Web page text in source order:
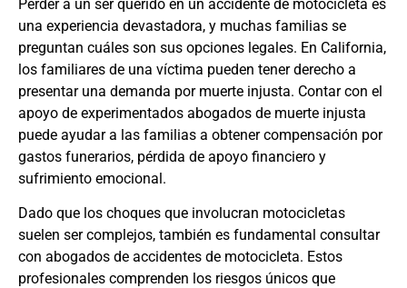
Perder a un ser querido en un accidente de motocicleta es
una experiencia devastadora, y muchas familias se
preguntan cuáles son sus opciones legales. En California,
los familiares de una víctima pueden tener derecho a
presentar una demanda por muerte injusta. Contar con el
apoyo de experimentados abogados de muerte injusta
puede ayudar a las familias a obtener compensación por
gastos funerarios, pérdida de apoyo financiero y
sufrimiento emocional.
Dado que los choques que involucran motocicletas
suelen ser complejos, también es fundamental consultar
con abogados de accidentes de motocicleta. Estos
profesionales comprenden los riesgos únicos que